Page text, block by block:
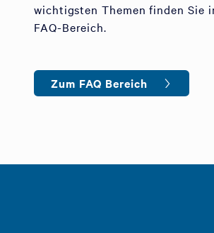
wichtigsten Themen finden Sie
FAQ-Bereich.
Zum FAQ Bereich